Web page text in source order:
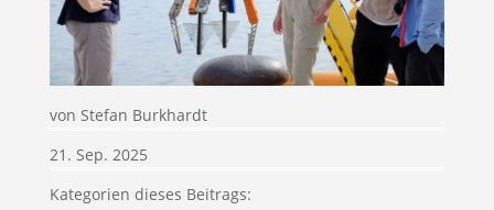
von Stefan Burkhardt
21. Sep. 2025